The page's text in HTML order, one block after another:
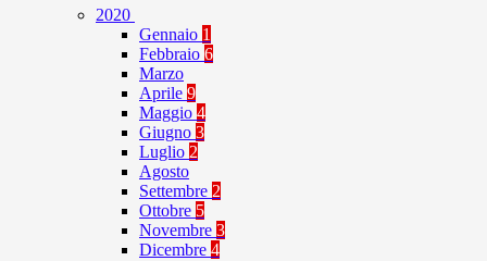
2020
Gennaio 1
Febbraio 6
Marzo
Aprile 9
Maggio 4
Giugno 3
Luglio 2
Agosto
Settembre 2
Ottobre 5
Novembre 3
Dicembre 4